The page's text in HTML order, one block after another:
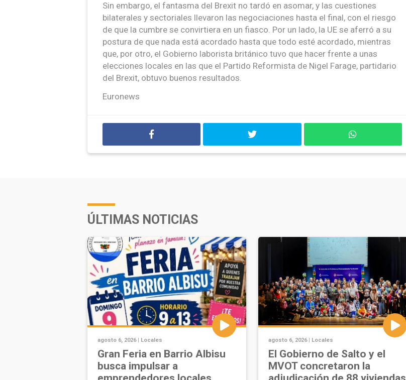
Sin embargo, el fantasma del Brexit no tardó en asomar, y las cuestiones
bilaterales y sectoriales llevaron las negociaciones hasta el final, con el riesgo
de que la cumbre se convirtiera en un fiasco. Por un lado, la UE se aferró a su
postura de que nada está acordado hasta que todo esté acordado, mientras
que, por otro, el Gobierno laborista británico tuvo que hacer frente a unas
elecciones locales en las que el Partido Reformista de Nigel Farage, partidario
del Brexit, obtuvo buenos resultados.
Euronews
ÚLTIMAS NOTICIAS
agosto 6, 2026 | Locales
Gran Feria en Barrio Albisu
busca impulsar a
agosto 6, 2026 | Locales
El Gobierno de Salto y el
MVOT concretaron la